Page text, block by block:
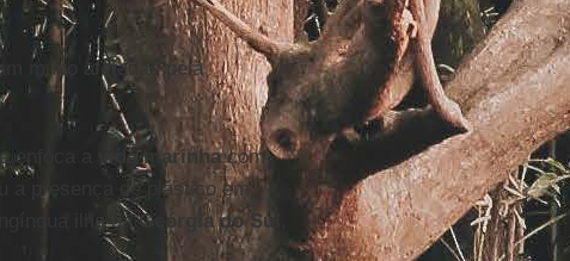
muito afetadas pela
enfoca a vida marinhacom
a presença de plástico em
ilha daGeórgia do Sul